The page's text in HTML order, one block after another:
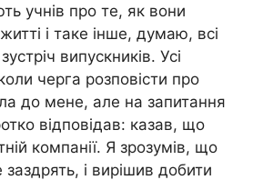
учнів про те, як вони
і таке інше, думаю, всі
випускників. Усі
черга розповісти про
до мене, але на запитання
відповідав: казав, що
компанії. Я зрозумів, що
і вирішив добити